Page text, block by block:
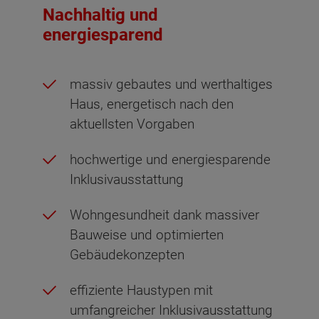
Nachhaltig und
energiesparend
massiv gebautes und werthaltiges
Haus, energetisch nach den
aktuellsten Vorgaben
hochwertige und energiesparende
Inklusivausstattung
Wohngesundheit dank massiver
Bauweise und optimierten
Gebäudekonzepten
effiziente Haustypen mit
umfangreicher Inklusivausstattung